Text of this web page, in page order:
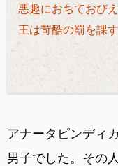
悪趣におちておび
王は苛酷の罰を課
アナータピンディ
男子でした。その